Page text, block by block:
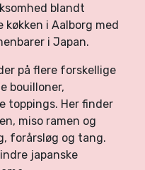
blandt
i Aalborg med
i Japan.
på flere forskellige
bouilloner,
toppings. Her finder
miso ramen og
forårsløg og tang.
japanske